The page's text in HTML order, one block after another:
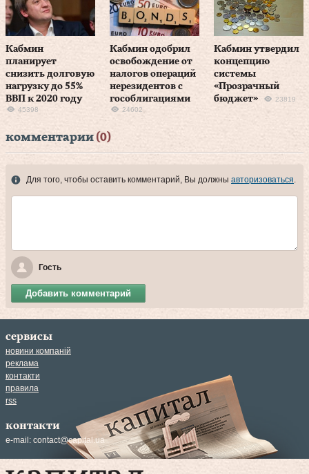
Кабмин
планирует
снизить долговую
нагрузку до 55%
ВВП к 2020 году
45398
Кабмин одобрил
освобождение от
налогов операций
нерезидентов с
гособлигациями
24602
Кабмин утвердил
концепцию
системы
«Прозрачный
бюджет»
23819
комментарии (0)
Для того, чтобы оставить комментарий, Вы должны авторизоваться.
Гость
Добавить комментарий
сервисы
новини компаній
реклама
контакти
правила
rss
контакти
e-mail: contact@capital.ua